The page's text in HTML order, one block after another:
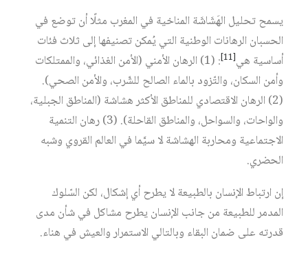
يسمح تحليل الهَشَاشَة المناخية في المغرب مثلًا أن توضع في
الحسبان الرهانات الوطنية التي يُمكن تصنيفها إلى ثلاث فئات
أساسية هي‏[11]
: (1) الرهان الأمني (الأمن الغذائي، والممتلكات
وأمن السكان، والتّزود بالماء الصالح للشّرب، والأمن الصحي).
(2) الرهان الاقتصادي للمناطق الأكثر هشاشة (المناطق الجبلية،
والواحات، والسواحل، والمناطق القاحلة). (3) رهان التنمية
الاجتماعية ومحاربة الهشاشة لا سيَّما في العالم القروي وشبه
الحضري.
إن ارتباط الإنسان بالطبيعة لا يطرح أي إشكال، لكن السّلوك
المدمر للطبيعة من جانب الإنسان يطرح مشاكل في شأن مدى
قدرته على ضمان البقاء وبالتالي الاستمرار والعيش في هناء.